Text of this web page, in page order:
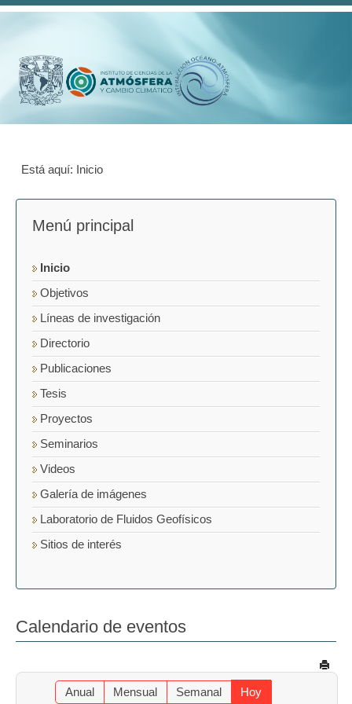
Está aquí: Inicio
Menú principal
Inicio
Objetivos
Líneas de investigación
Directorio
Publicaciones
Tesis
Proyectos
Seminarios
Videos
Galería de imágenes
Laboratorio de Fluidos Geofísicos
Sitios de interés
Calendario de eventos
Anual Mensual Semanal Hoy